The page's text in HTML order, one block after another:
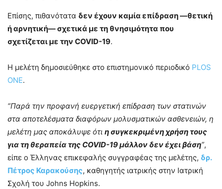
Επίσης, πιθανότατα δεν έχουν καμία επίδραση —θετική
ή αρνητική— σχετικά με τη θνησιμότητα που
σχετίζεται με την COVID-19.
Η μελέτη δημοσιεύθηκε στο επιστημονικό περιοδικό PLOS
ONE.
“Παρά την προφανή ευεργετική επίδραση των στατινών
στα αποτελέσματα διαφόρων μολυσματικών ασθενειών, η
μελέτη μας αποκάλυψε ότι η συγκεκριμένη χρήση τους
για τη θεραπεία της COVID-19 μάλλον δεν έχει βάση”,
είπε ο Έλληνας επικεφαλής συγγραφέας της μελέτης, δρ.
Πέτρος Καρακούσης, καθηγητής ιατρικής στην Ιατρική
Σχολή του Johns Hopkins.